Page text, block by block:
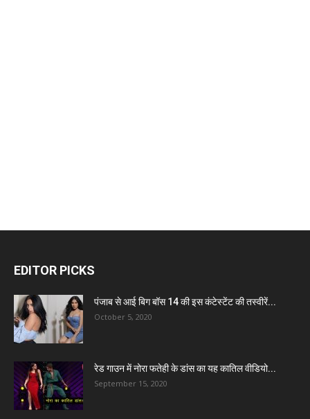
EDITOR PICKS
पंजाब से आई बिग बॉस 14 की इस कंटेस्टेंट की तस्वीरें...
October 5, 2020
रेड गाउन में नोरा फतेही के डांस का यह कातिल वीडियो...
September 15, 2020